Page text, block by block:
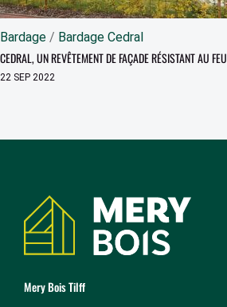
Bardage / Bardage Cedral
CEDRAL, UN REVÊTEMENT DE FAÇADE RÉSISTANT AU FEU
22 SEP 2022
Coordonnées
Mery Bois Tilff